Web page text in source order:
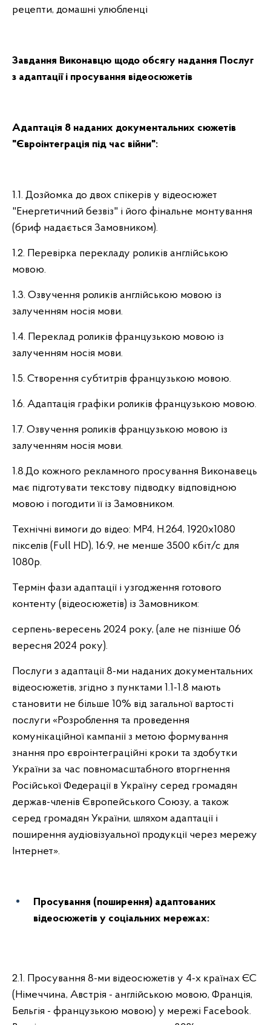
рецепти, домашні улюбленці
Завдання Виконавцю щодо обсягу надання Послуг
з адаптації і просування відеосюжетів
Адаптація 8 наданих документальних сюжетів
"Євроінтеграція під час війни":
1.1. Дозйомка до двох спікерів у відеосюжет
"Енергетичний безвіз" і його фінальне монтування
(бриф надається Замовником).
1.2. Перевірка перекладу роликів англійською
мовою.
1.3. Озвучення роликів англійською мовою із
залученням носія мови.
1.4. Переклад роликів французькою мовою із
залученням носія мови.
1.5. Створення субтитрів французькою мовою.
1.6. Адаптація графіки роликів французькою мовою.
1.7. Озвучення роликів французькою мовою із
залученням носія мови.
1.8.До кожного рекламного просування Виконавець
має підготувати текстову підводку відповідною
мовою і погодити її із Замовником.
Технічні вимоги до відео: MP4, H.264, 1920x1080
пікселів (Full HD), 16:9, не менше 3500 кбіт/с для
1080p.
Термін фази адаптації і узгодження готового
контенту (відеосюжетів) із Замовником:
серпень-вересень 2024 року, (але не пізніше 06
вересня 2024 року).
Послуги з адаптації 8-ми наданих документальних
відеосюжетів, згідно з пунктами 1.1-1.8 мають
становити не більше 10% від загальної вартості
послуги «Розроблення та проведення
комунікаційної кампанії з метою формування
знання про євроінтеграційні кроки та здобутки
України за час повномасштабного вторгнення
Російської Федерації в Україну серед громадян
держав-членів Європейського Союзу, а також
серед громадян України, шляхом адаптації і
поширення аудіовізуальної продукції через мережу
Інтернет».
Просування (поширення) адаптованих
відеосюжетів у соціальних мережах:
2.1. Просування 8-ми відеосюжетів у 4-х країнах ЄС
(Німеччина, Австрія - англійською мовою, Франція,
Бельгія - французькою мовою) у мережі Facebook.